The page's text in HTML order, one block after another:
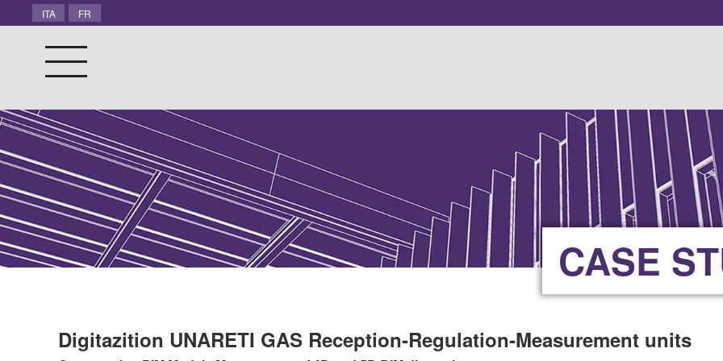
ITA FR
CASE
Digitazition UNARETI GAS Reception-Regulation-Measurement units